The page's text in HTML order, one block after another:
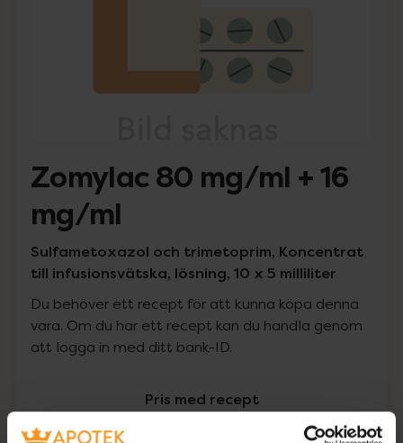
Zomylac 80 mg/ml + 16
mg/ml
Sulfametoxazol och trimetoprim, Koncentrat
till infusionsvätska, lösning, 10 x 5 milliliter
Du behöver ett recept för att kunna köpa denna
vara. Om du har ett recept kan du handla genom
att logga in med ditt bank-ID.
Pris med recept
Högkostnadsskyddet gäller inte